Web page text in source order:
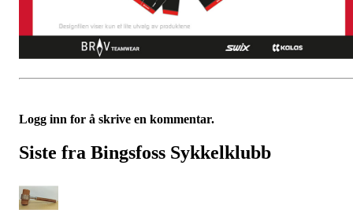
Logg inn for å skrive en kommentar.
Siste fra Bingsfoss Sykkelklubb